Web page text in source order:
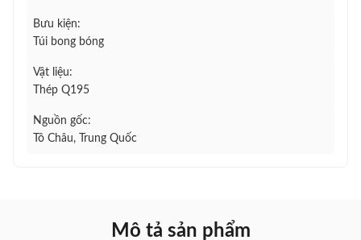
Bưu kiện:
Túi bong bóng
Vật liệu:
Thép Q195
Nguồn gốc:
Tô Châu, Trung Quốc
Mô tả sản phẩm